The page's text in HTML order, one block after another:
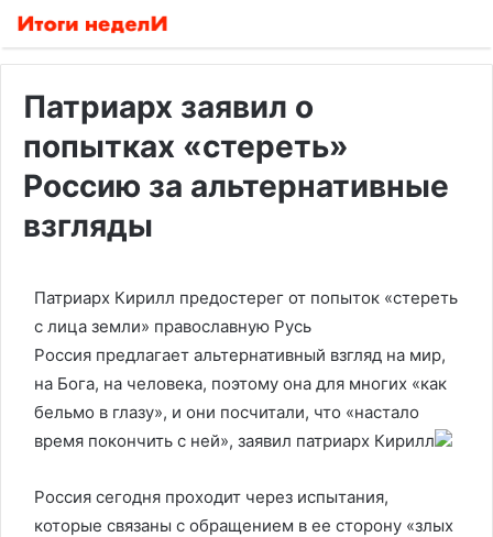
Патриарх заявил о
попытках «стереть»
Россию за альтернативные
взгляды
Патриарх Кирилл предостерег от попыток «стереть
с лица земли» православную Русь
Россия предлагает альтернативный взгляд на мир,
на Бога, на человека, поэтому она для многих «как
бельмо в глазу», и они посчитали, что «настало
время покончить с ней», заявил патриарх Кирилл
Россия сегодня проходит через испытания,
которые связаны с обращением в ее сторону «злых